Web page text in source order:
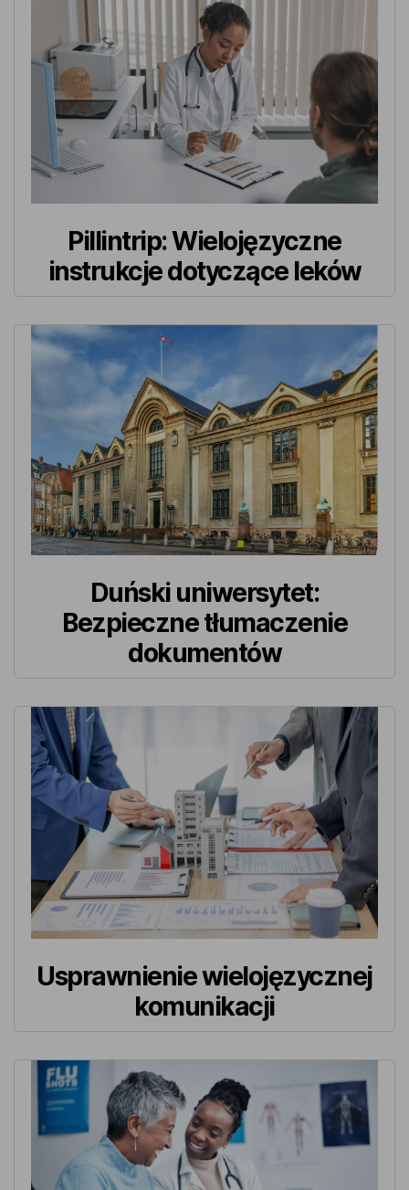
Pillintrip: Wielojęzyczne
instrukcje dotyczące leków
Duński uniwersytet:
Bezpieczne tłumaczenie
dokumentów
Usprawnienie wielojęzycznej
komunikacji